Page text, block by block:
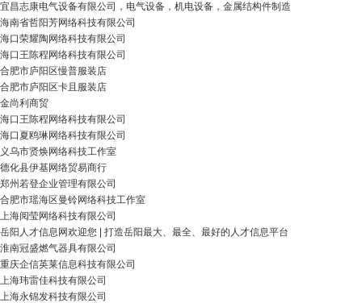
宜昌志康电气设备有限公司，电气设备，机电设备，金属结构件制造
海南省哲阳芳网络科技有限公司
海口荣耀陶网络科技有限公司
海口王陈程网络科技有限公司
合肥市庐阳区慢普服装店
合肥市庐阳区卡且服装店
金尚利商贸
海口王陈程网络科技有限公司
海口夏鸥琳网络科技有限公司
义乌市贤焕网络科技工作室
德化县伊基网络贸易商行
郑州若登企业管理有限公司
合肥市瑶海区曼铃网络科技工作室
上海阅莹网络科技有限公司
岳阳人才信息网欢迎您 | 打造岳阳最大、最全、最好的人才信息平台
淮南冠盛燃气器具有限公司
重庆企信英莱信息科技有限公司
上海玮雷佳科技有限公司
上海永锦发科技有限公司